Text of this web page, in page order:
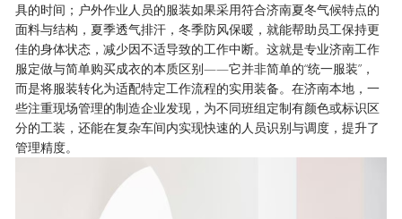
具的时间；户外作业人员的服装如果采用符合济南夏冬气候特点的
面料与结构，夏季透气排汗，冬季防风保暖，就能帮助员工保持更
佳的身体状态，减少因不适导致的工作中断。这就是专业济南工作
服定做与简单购买成衣的本质区别——它并非简单的“统一服装”，
而是将服装转化为适配特定工作流程的实用装备。在济南本地，一
些注重现场管理的制造企业发现，为不同班组定制有颜色或标识区
分的工装，还能在复杂车间内实现快速的人员识别与调度，提升了
管理精度。